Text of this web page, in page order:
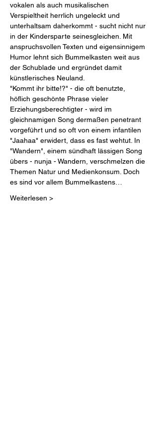
vokalen als auch musikalischen
Verspieltheit herrlich ungeleckt und
unterhaltsam daherkommt - sucht nicht nur
in der Kindersparte seinesgleichen. Mit
anspruchsvollen Texten und eigensinnigem
Humor lehnt sich Bummelkasten weit aus
der Schublade und ergründet damit
künstlerisches Neuland.
"Kommt ihr bitte!?" - die oft benutzte,
höflich geschönte Phrase vieler
Erziehungsberechtigter - wird im
gleichnamigen Song dermaßen penetrant
vorgeführt und so oft von einem infantilen
"Jaahaa" erwidert, dass es fast wehtut. In
"Wandern", einem sündhaft lässigen Song
übers - nunja - Wandern, verschmelzen die
Themen Natur und Medienkonsum. Doch
es sind vor allem Bummelkastens…
Weiterlesen >